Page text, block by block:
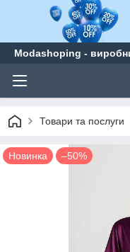
Modashoping -
Товари та послуги
Новинка –50%